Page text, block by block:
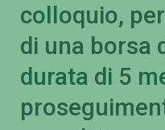
colloquio,
di una borsa
durata di 5